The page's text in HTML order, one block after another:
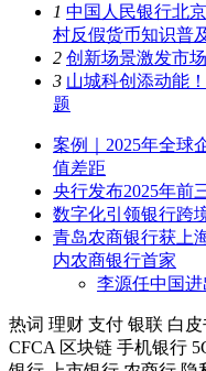
1 中国人民银行北
村反假货币知识普
2 创新场景激发市
3 山城科创添动能
题
案例｜2025年全球
值差距
央行发布2025年前
数字化引领银行跨
青岛农商银行获上
内农商银行首家
李源任中国
热词 理财 支付 银联 白皮
CFCA 区块链 手机银行